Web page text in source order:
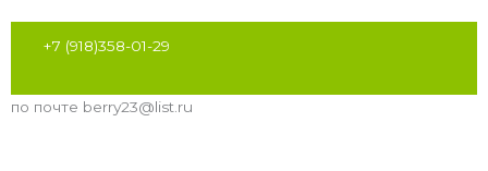
+7 (918)358-01-29
по почте berry23@list.ru